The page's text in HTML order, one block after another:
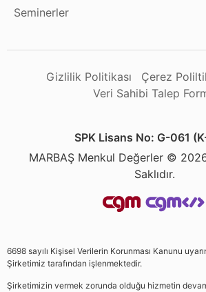
Seminerler
Gizlilik Politikası Çerez
Veri Sahibi Talep
SPK Lisans No: G-061
MARBAŞ Menkul Değerler ©
Saklıdır.
6698 sayılı Kişisel Verilerin Korunması Kanunu
Şirketimiz tarafından işlenmektedir.
Şirketimizin vermek zorunda olduğu hizmetin